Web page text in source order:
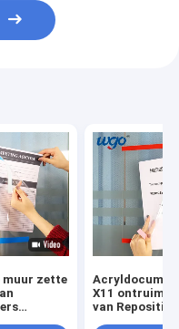
muur zette
X11 ontruimt
van